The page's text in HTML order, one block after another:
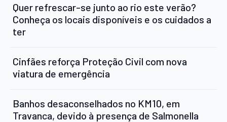
Quer refrescar-se junto ao rio este verão?
Conheça os locais disponíveis e os cuidados a
ter
Cinfães reforça Proteção Civil com nova
viatura de emergência
Banhos desaconselhados no KM10, em
Travanca, devido à presença de Salmonella